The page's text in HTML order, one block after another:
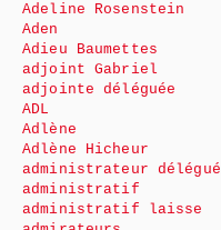
Adeline Rosenstein
Aden
Adieu Baumettes
adjoint Gabriel
adjointe déléguée
ADL
Adlène
Adlène Hicheur
administrateur délégué
administratif
administratif laisse